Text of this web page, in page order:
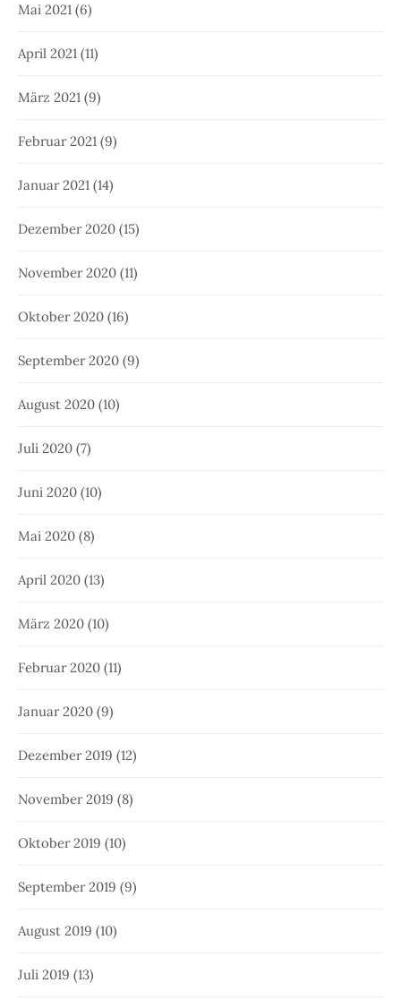
Mai 2021 (6)
April 2021 (11)
März 2021 (9)
Februar 2021 (9)
Januar 2021 (14)
Dezember 2020 (15)
November 2020 (11)
Oktober 2020 (16)
September 2020 (9)
August 2020 (10)
Juli 2020 (7)
Juni 2020 (10)
Mai 2020 (8)
April 2020 (13)
März 2020 (10)
Februar 2020 (11)
Januar 2020 (9)
Dezember 2019 (12)
November 2019 (8)
Oktober 2019 (10)
September 2019 (9)
August 2019 (10)
Juli 2019 (13)